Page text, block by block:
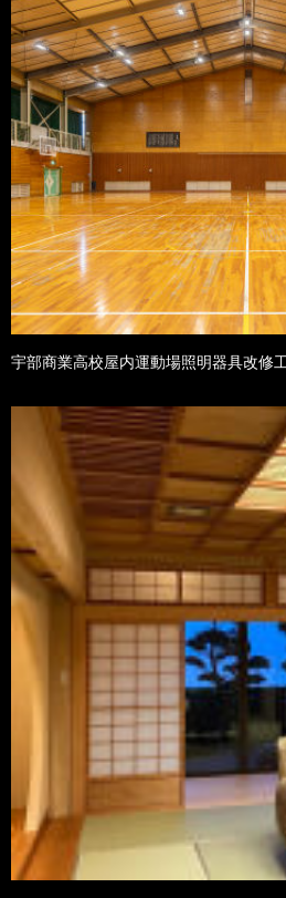
宇部商業高校屋内運動場照明器具改修